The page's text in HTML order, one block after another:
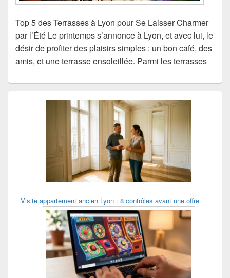
Top 5 des Terrasses à Lyon pour Se Laisser Charmer
par l’Été Le printemps s’annonce à Lyon, et avec lui, le
désir de profiter des plaisirs simples : un bon café, des
amis, et une terrasse ensoleillée. Parmi les terrasses
Visite appartement ancien Lyon : 8 contrôles avant une offre